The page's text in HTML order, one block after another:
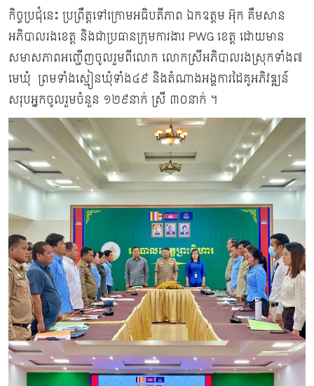
កិច្ចប្រជុំនេះ ប្រព្រឹត្តទៅក្រោមអធិបតីភាព ឯកឧត្តម អ៊ុក គឹមសាន
អភិបាលរងខេត្ត និងជាប្រធានក្រុមការងារ PWG ខេត្ត ដោយមាន
សមាសភាពអញ្ជើញចូលរួមពីលោក លោកស្រីអភិបាលរងស្រុកទាំង៧
មេឃុំ ព្រមទាំងស្មៀនឃុំទាំង៤៩ និងតំណាងអង្គការដៃគូអភិវឌ្ឍន៍
សរុបអ្នកចូលរួមចំនួន ១២៩នាក់ ស្រី ៣០នាក់ ។